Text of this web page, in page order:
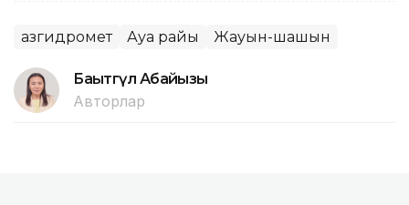
Қазгидромет Ауа райы Жауын-шашын
Бақытгүл Абайқызы
Авторлар